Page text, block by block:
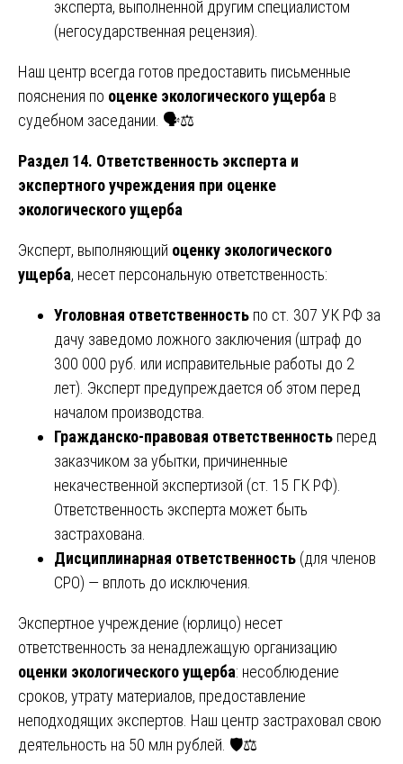
эксперта, выполненной другим специалистом
(негосударственная рецензия).
Наш центр всегда готов предоставить письменные
пояснения по оценке экологического ущерба в
судебном заседании. 🗣️⚖️
Раздел 14. Ответственность эксперта и
экспертного учреждения при оценке
экологического ущерба
Эксперт, выполняющий оценку экологического
ущерба, несет персональную ответственность:
Уголовная ответственность по ст. 307 УК РФ за
дачу заведомо ложного заключения (штраф до
300 000 руб. или исправительные работы до 2
лет). Эксперт предупреждается об этом перед
началом производства.
Гражданско-правовая ответственность перед
заказчиком за убытки, причиненные
некачественной экспертизой (ст. 15 ГК РФ).
Ответственность эксперта может быть
застрахована.
Дисциплинарная ответственность (для членов
СРО) — вплоть до исключения.
Экспертное учреждение (юрлицо) несет
ответственность за ненадлежащую организацию
оценки экологического ущерба: несоблюдение
сроков, утрату материалов, предоставление
неподходящих экспертов. Наш центр застраховал свою
деятельность на 50 млн рублей. 🛡️⚖️